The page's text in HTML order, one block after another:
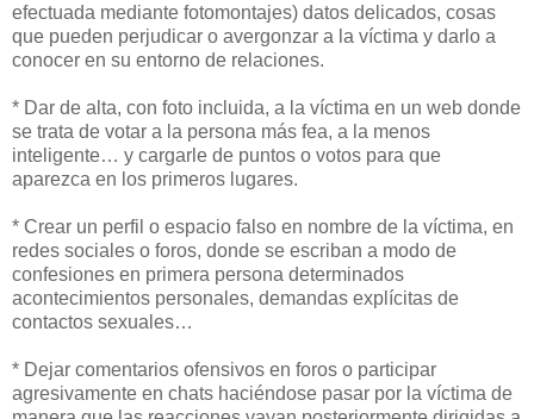
efectuada mediante fotomontajes) datos delicados, cosas
que pueden perjudicar o avergonzar a la víctima y darlo a
conocer en su entorno de relaciones.
* Dar de alta, con foto incluida, a la víctima en un web donde
se trata de votar a la persona más fea, a la menos
inteligente… y cargarle de puntos o votos para que
aparezca en los primeros lugares.
* Crear un perfil o espacio falso en nombre de la víctima, en
redes sociales o foros, donde se escriban a modo de
confesiones en primera persona determinados
acontecimientos personales, demandas explícitas de
contactos sexuales…
* Dejar comentarios ofensivos en foros o participar
agresivamente en chats haciéndose pasar por la víctima de